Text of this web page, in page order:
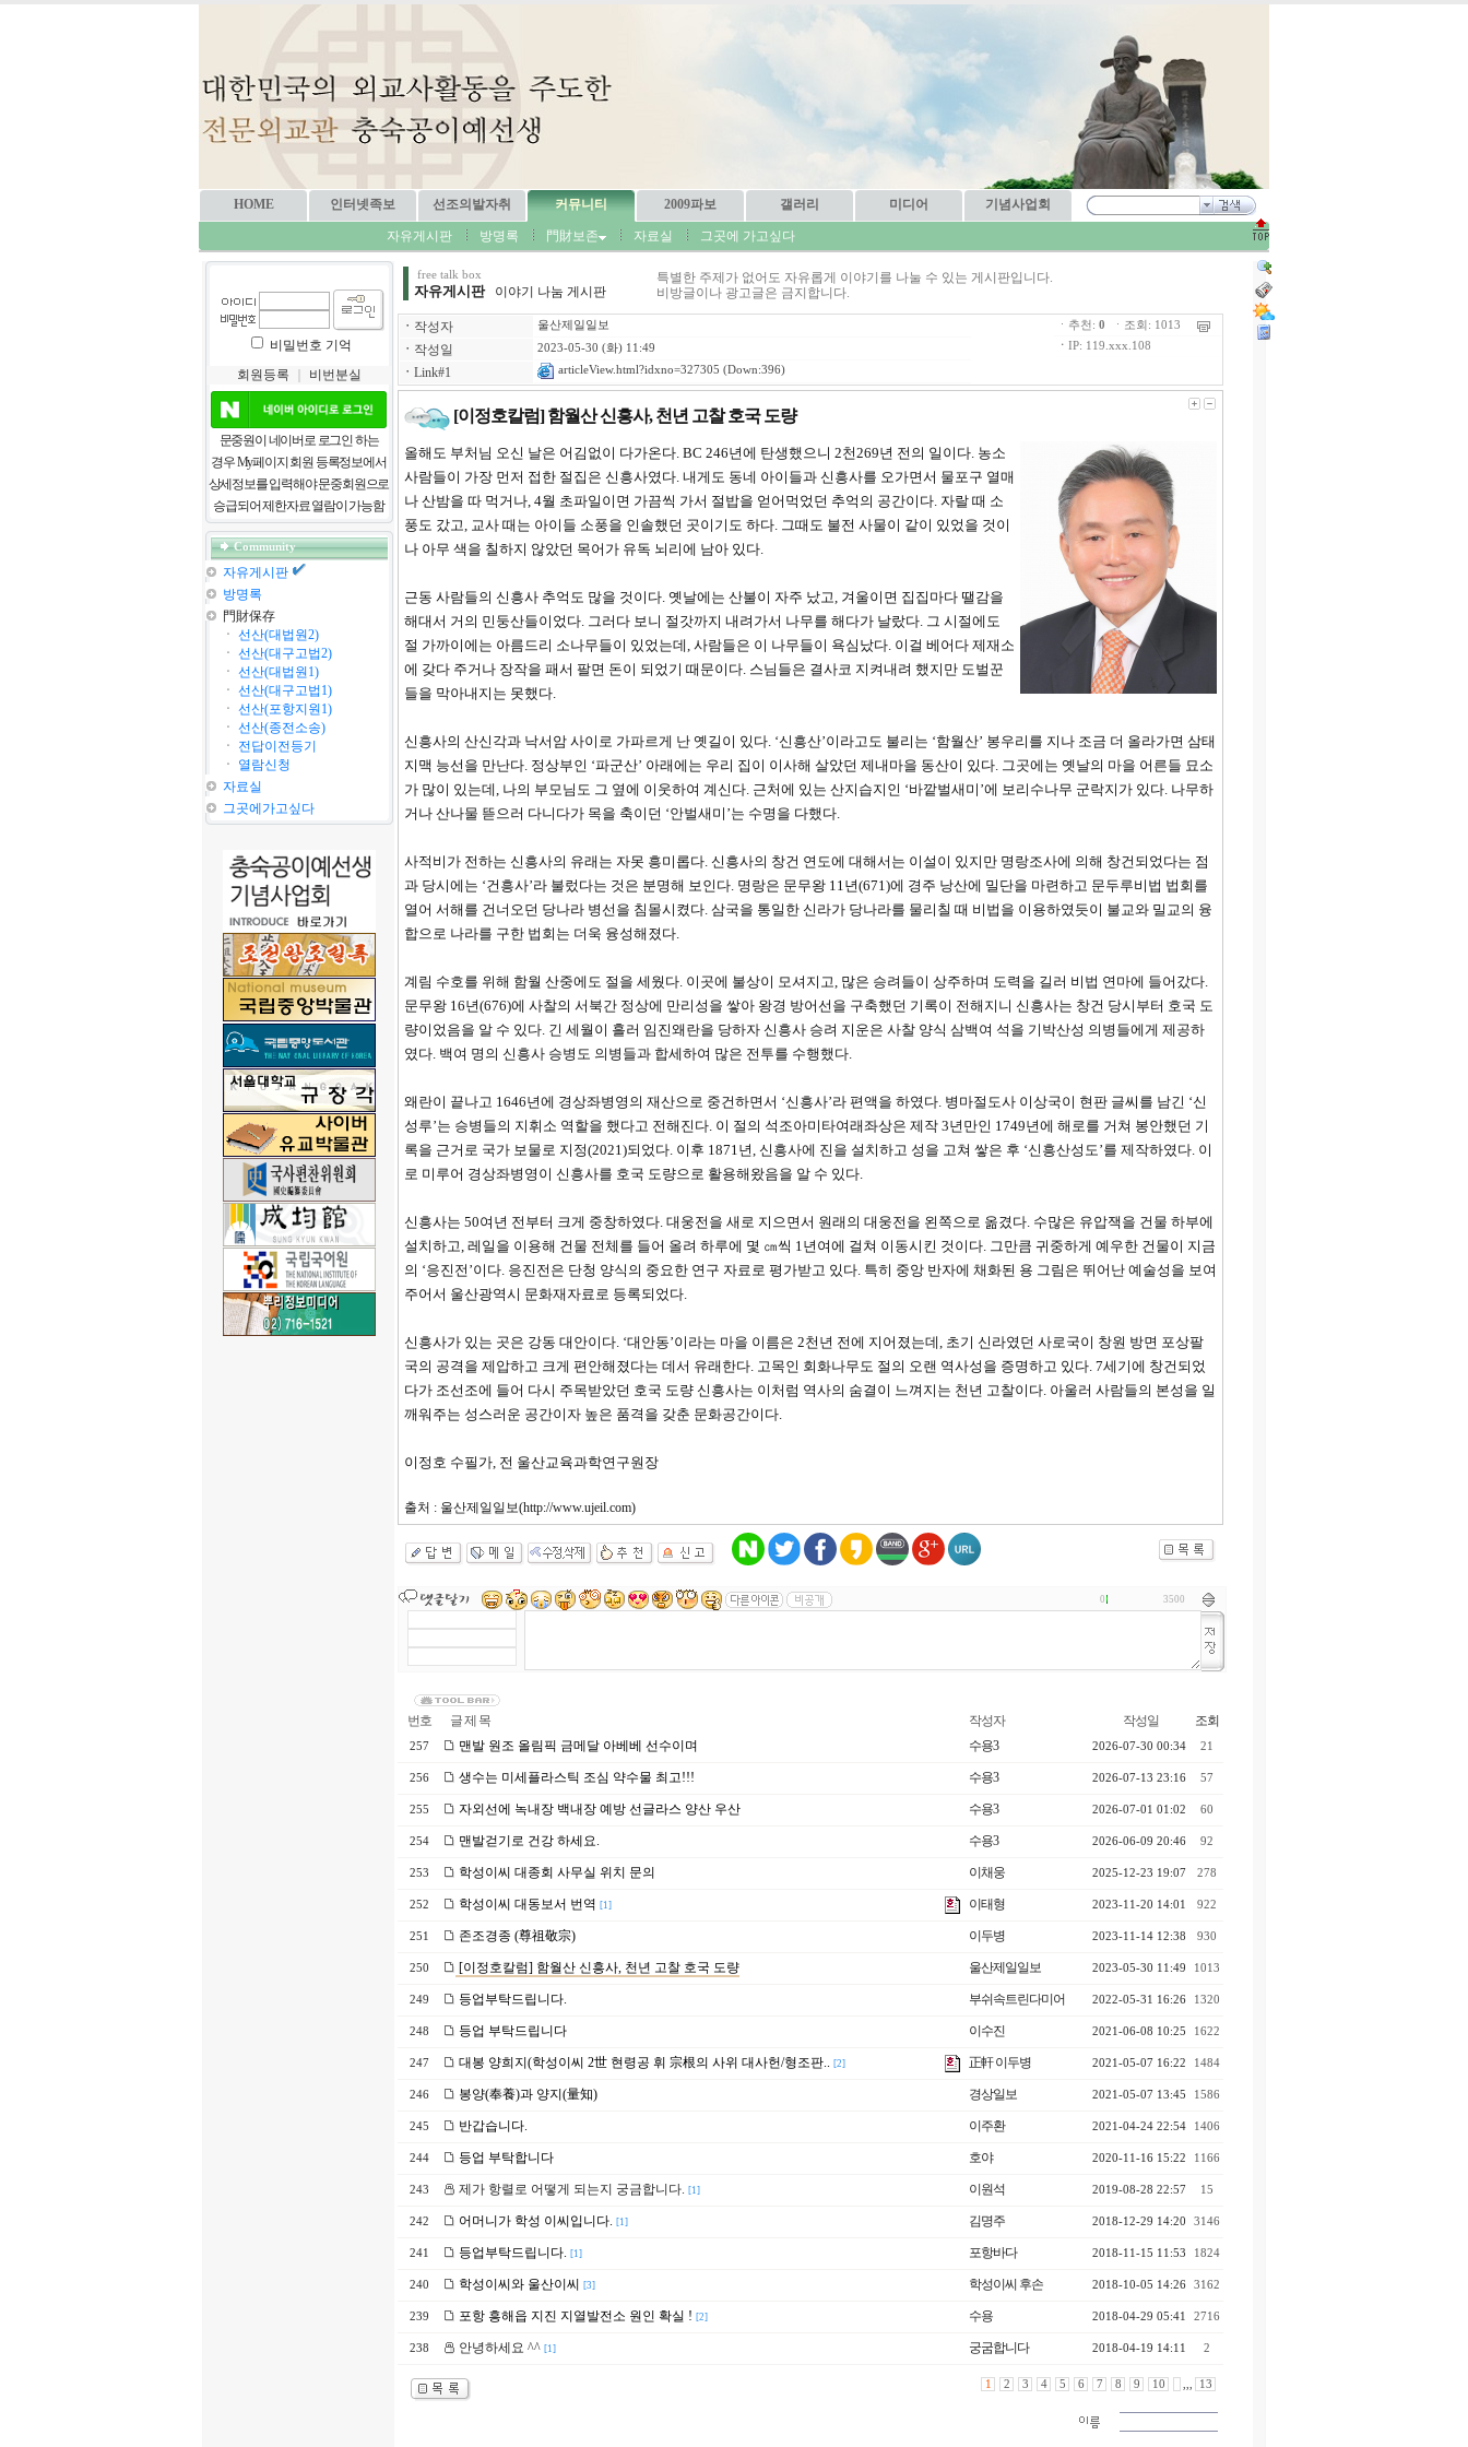
HOME 인터넷족보 선조의발자취 커뮤니티 2009파보 갤러리 미디어 기념사업회
자유게시판 방명록 門財보존 자료실 그곳에 가고싶다
비밀번호 기억
회원등록
비번분실
문중원이 네이버로 로그인 하는
경우 My페이지 회원 등록정보에서
상세정보를 입력해야 문중회원으로
승급되어 제한자료 열람이 가능함
Community
자유게시판
방명록
門財保存
ㆍ 선산(대법원2)
ㆍ 선산(대구고법2)
ㆍ 선산(대법원1)
ㆍ 선산(대구고법1)
ㆍ 선산(포항지원1)
ㆍ 선산(종전소송)
ㆍ
전답이전등기
ㆍ
열람신청
자료실
그곳에가고싶다
free talk box
자유게시판이야기 나눔 게시판
특별한 주제가 없어도 자유롭게 이야기를 나눌 수 있는 게시판입니다.
비방글이나 광고글은 금지합니다.
ㆍ 작성자 울산제일일보
ㆍ 작성일 2023-05-30 (화) 11:49
ㆍ Link#1 articleView.html?idxno=327305 (Down:396)
ㆍ추천: 0 ㆍ조회: 1013
ㆍ IP: 119.xxx.108
[이정호칼럼] 함월산 신흥사, 천년 고찰 호국 도량
올해도 부처님 오신 날은 어김없이 다가온다. BC 246년에 탄생했으니 2천269년 전의 일이다. 농소
사람들이 가장 먼저 접한 절집은 신흥사였다. 내게도 동네 아이들과 신흥사를 오가면서 물포구 열매
나 산밤을 따 먹거나, 4월 초파일이면 가끔씩 가서 절밥을 얻어먹었던 추억의 공간이다. 자랄 때 소
풍도 갔고, 교사 때는 아이들 소풍을 인솔했던 곳이기도 하다. 그때도 불전 사물이 같이 있었을 것이
나 아무 색을 칠하지 않았던 목어가 유독 뇌리에 남아 있다.
근동 사람들의 신흥사 추억도 많을 것이다. 옛날에는 산불이 자주 났고, 겨울이면 집집마다 땔감을
해대서 거의 민둥산들이었다. 그러다 보니 절갓까지 내려가서 나무를 해다가 날랐다. 그 시절에도
절 가까이에는 아름드리 소나무들이 있었는데, 사람들은 이 나무들이 욕심났다. 이걸 베어다 제재소
에 갖다 주거나 장작을 패서 팔면 돈이 되었기 때문이다. 스님들은 결사코 지켜내려 했지만 도벌꾼
들을 막아내지는 못했다.
신흥사의 산신각과 낙서암 사이로 가파르게 난 옛길이 있다. ‘신흥산’이라고도 불리는 ‘함월산’ 봉우리를 지나 조금 더 올라가면 삼태
지맥 능선을 만난다. 정상부인 ‘파군산’ 아래에는 우리 집이 이사해 살았던 제내마을 동산이 있다. 그곳에는 옛날의 마을 어른들 묘소
가 많이 있는데, 나의 부모님도 그 옆에 이웃하여 계신다. 근처에 있는 산지습지인 ‘바깥벌새미’에 보리수나무 군락지가 있다. 나무하
거나 산나물 뜯으러 다니다가 목을 축이던 ‘안벌새미’는 수명을 다했다.
사적비가 전하는 신흥사의 유래는 자못 흥미롭다. 신흥사의 창건 연도에 대해서는 이설이 있지만 명랑조사에 의해 창건되었다는 점
과 당시에는 ‘건흥사’라 불렀다는 것은 분명해 보인다. 명랑은 문무왕 11년(671)에 경주 낭산에 밀단을 마련하고 문두루비법 법회를
열어 서해를 건너오던 당나라 병선을 침몰시켰다. 삼국을 통일한 신라가 당나라를 물리칠 때 비법을 이용하였듯이 불교와 밀교의 융
합으로 나라를 구한 법회는 더욱 융성해졌다.
계림 수호를 위해 함월 산중에도 절을 세웠다. 이곳에 불상이 모셔지고, 많은 승려들이 상주하며 도력을 길러 비법 연마에 들어갔다.
문무왕 16년(676)에 사찰의 서북간 정상에 만리성을 쌓아 왕경 방어선을 구축했던 기록이 전해지니 신흥사는 창건 당시부터 호국 도
량이었음을 알 수 있다. 긴 세월이 흘러 임진왜란을 당하자 신흥사 승려 지운은 사찰 양식 삼백여 석을 기박산성 의병들에게 제공하
였다. 백여 명의 신흥사 승병도 의병들과 합세하여 많은 전투를 수행했다.
왜란이 끝나고 1646년에 경상좌병영의 재산으로 중건하면서 ‘신흥사’라 편액을 하였다. 병마절도사 이상국이 현판 글씨를 남긴 ‘신
성루’는 승병들의 지휘소 역할을 했다고 전해진다. 이 절의 석조아미타여래좌상은 제작 3년만인 1749년에 해로를 거쳐 봉안했던 기
록을 근거로 국가 보물로 지정(2021)되었다. 이후 1871년, 신흥사에 진을 설치하고 성을 고쳐 쌓은 후 ‘신흥산성도’를 제작하였다. 이
로 미루어 경상좌병영이 신흥사를 호국 도량으로 활용해왔음을 알 수 있다.
신흥사는 50여년 전부터 크게 중창하였다. 대웅전을 새로 지으면서 원래의 대웅전을 왼쪽으로 옮겼다. 수많은 유압잭을 건물 하부에
설치하고, 레일을 이용해 건물 전체를 들어 올려 하루에 몇 ㎝씩 1년여에 걸쳐 이동시킨 것이다. 그만큼 귀중하게 예우한 건물이 지금
의 ‘응진전’이다. 응진전은 단청 양식의 중요한 연구 자료로 평가받고 있다. 특히 중앙 반자에 채화된 용 그림은 뛰어난 예술성을 보여
주어서 울산광역시 문화재자료로 등록되었다.
신흥사가 있는 곳은 강동 대안이다. ‘대안동’이라는 마을 이름은 2천년 전에 지어졌는데, 초기 신라였던 사로국이 창원 방면 포상팔
국의 공격을 제압하고 크게 편안해졌다는 데서 유래한다. 고목인 회화나무도 절의 오랜 역사성을 증명하고 있다. 7세기에 창건되었
다가 조선조에 들어 다시 주목받았던 호국 도량 신흥사는 이처럼 역사의 숨결이 느껴지는 천년 고찰이다. 아울러 사람들의 본성을 일
깨워주는 성스러운 공간이자 높은 품격을 갖춘 문화공간이다.
이정호 수필가, 전 울산교육과학연구원장
출처 : 울산제일일보(http://www.ujeil.com)
0 3500
번호 글 제 목 작성자 작성일 조회
257 맨발 원조 올림픽 금메달 아베베 선수이며 수용3 2026-07-30 00:34 21
256 생수는 미세플라스틱 조심 약수물 최고!!! 수용3 2026-07-13 23:16 57
255 자외선에 녹내장 백내장 예방 선글라스 양산 우산 수용3 2026-07-01 01:02 60
254 맨발걷기로 건강 하세요. 수용3 2026-06-09 20:46 92
253 학성이씨 대종회 사무실 위치 문의 이채웅 2025-12-23 19:07 278
252 학성이씨 대동보서 번역 [1] 이태형 2023-11-20 14:01 922
251 존조경종 (尊祖敬宗) 이두병 2023-11-14 12:38 930
250 [이정호칼럼] 함월산 신흥사, 천년 고찰 호국 도량 울산제일일보 2023-05-30 11:49 1013
249 등업부탁드립니다. 부쉬속트린다미어 2022-05-31 16:26 1320
248 등업 부탁드립니다 이수진 2021-06-08 10:25 1622
247 대봉 양희지(학성이씨 2世 현령공 휘 宗根의 사위 대사헌/형조판.. [2] 正軒 이두병 2021-05-07 16:22 1484
246 봉양(奉養)과 양지(量知) 경상일보 2021-05-07 13:45 1586
245 반갑습니다. 이주환 2021-04-24 22:54 1406
244 등업 부탁합니다 호야 2020-11-16 15:22 1166
243 제가 항렬로 어떻게 되는지 궁금합니다. [1] 이원석 2019-08-28 22:57 15
242 어머니가 학성 이씨입니다. [1] 김명주 2018-12-29 14:20 3146
241 등업부탁드립니다. [1] 포항바다 2018-11-15 11:53 1824
240 학성이씨와 울산이씨 [3] 학성이씨 후손 2018-10-05 14:26 3162
239 포항 흥해읍 지진 지열발전소 원인 확실 ! [2] 수용 2018-04-29 05:41 2716
238 안녕하세요 ^^ [1] 궁굼합니다 2018-04-19 14:11 2
1 2 3 4 5 6 7 8 9 10 13